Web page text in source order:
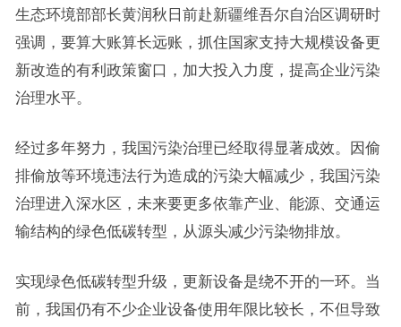
生态环境部部长黄润秋日前赴新疆维吾尔自治区调研时
强调，要算大账算长远账，抓住国家支持大规模设备更
新改造的有利政策窗口，加大投入力度，提高企业污染
治理水平。
经过多年努力，我国污染治理已经取得显著成效。因偷
排偷放等环境违法行为造成的污染大幅减少，我国污染
治理进入深水区，未来要更多依靠产业、能源、交通运
输结构的绿色低碳转型，从源头减少污染物排放。
实现绿色低碳转型升级，更新设备是绕不开的一环。当
前，我国仍有不少企业设备使用年限比较长，不但导致